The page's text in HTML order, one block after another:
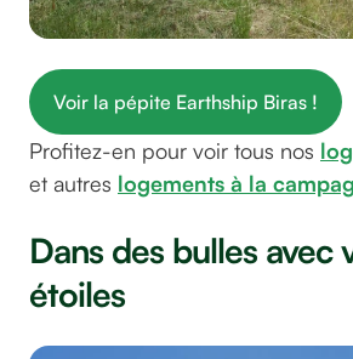
Voir la pépite Earthship Biras !
Profitez-en pour voir tous nos
et autres logements à la
Dans des bulles avec
étoiles